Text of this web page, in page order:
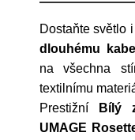
Dostaňte světlo
dlouhému
na všechna
textilnímu
Prestižní
Bílý
UMAGE